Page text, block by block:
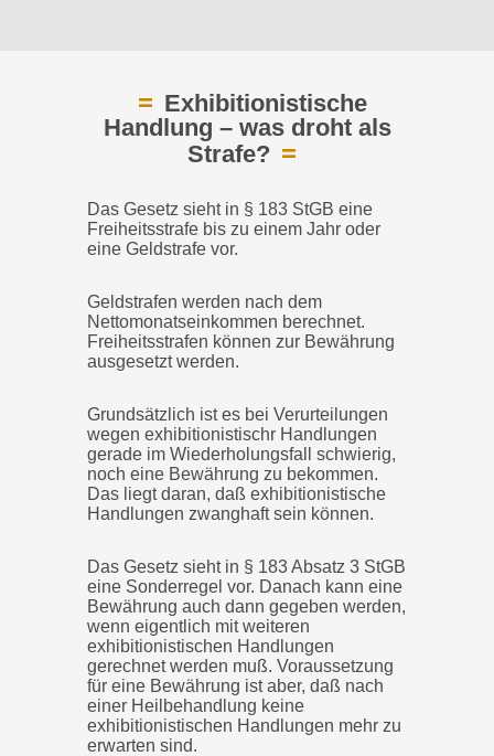
Exhibitionistische
Handlung – was droht als
Strafe?
Das Gesetz sieht in § 183 StGB eine
Freiheitsstrafe bis zu einem Jahr oder
eine Geldstrafe vor.
Geldstrafen werden nach dem
Nettomonatseinkommen berechnet.
Freiheitsstrafen können zur Bewährung
ausgesetzt werden.
Grundsätzlich ist es bei Verurteilungen
wegen exhibitionistischr Handlungen
gerade im Wiederholungsfall schwierig,
noch eine Bewährung zu bekommen.
Das liegt daran, daß exhibitionistische
Handlungen zwanghaft sein können.
Das Gesetz sieht in § 183 Absatz 3 StGB
eine Sonderregel vor. Danach kann eine
Bewährung auch dann gegeben werden,
wenn eigentlich mit weiteren
exhibitionistischen Handlungen
gerechnet werden muß. Voraussetzung
für eine Bewährung ist aber, daß nach
einer Heilbehandlung keine
exhibitionistischen Handlungen mehr zu
erwarten sind.